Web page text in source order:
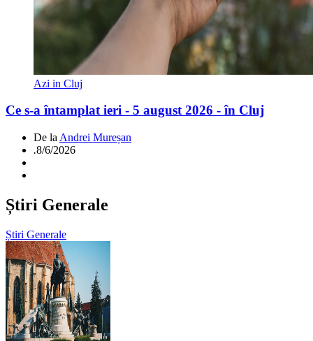
Azi in Cluj
Ce s-a întamplat ieri - 5 august 2026 - în Cluj
De la Andrei Mureșan
.8/6/2026
Știri Generale
Știri Generale